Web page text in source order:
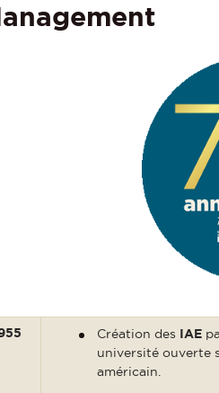
Création des IAE
université ouverte
américain.